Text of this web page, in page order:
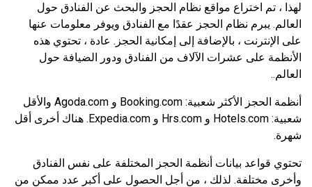
لهذا ، تم اختراع مواقع نظام الحجز والبحث عن الفنادق حول
العالم. يبرم نظام الحجز عقدًا مع الفنادق ويوفر معلومات عنها
على الإنترنت ، بالإضافة إلى إمكانية الحجز. عادة ، تحتوي هذه
الأنظمة على عشرات الآلاف من الفنادق ودور الضيافة حول
العالم..
أنظمة الحجز الأكثر شعبية: Booking.com و Agoda.com والأقل
شعبية: Hotels.com و Hrs.com و Expedia.com. هناك أخرى أقل
شهرة.
تحتوي قواعد بيانات أنظمة الحجز المختلفة على نفس الفنادق
وأخرى مختلفة. لذلك ، من أجل الحصول على أكبر عدد ممكن من